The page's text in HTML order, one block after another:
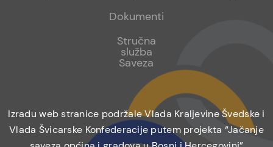
Dokumenti
Stručna
služba
Saveza
Izradu web stranice podržale Vlada Kraljevine Švedske i
Vlada Švicarske Konfederacije putem projekta “Jačanje